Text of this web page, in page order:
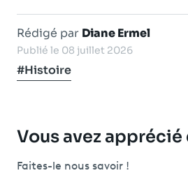
Rédigé par Diane Ermel
Publié le 08 juillet 2026
#Histoire
Vous avez
Faites-le nous savoir !